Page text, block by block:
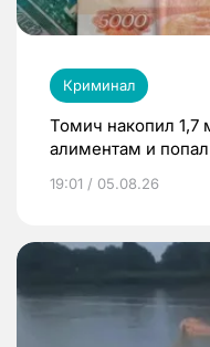
Криминал
Томич накопил 1,7
алиментам и
19:01 / 05.08.26